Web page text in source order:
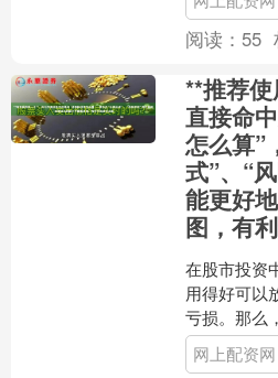
当前市场上
阅读： 55
**推荐
直接命
怎么算”
式”、“
能更好
图，有
在股市投
用得好可以
亏损。那么
**？本文将
结合实际风
网上配资网